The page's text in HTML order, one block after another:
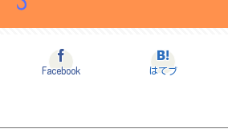
Facebook はてブ